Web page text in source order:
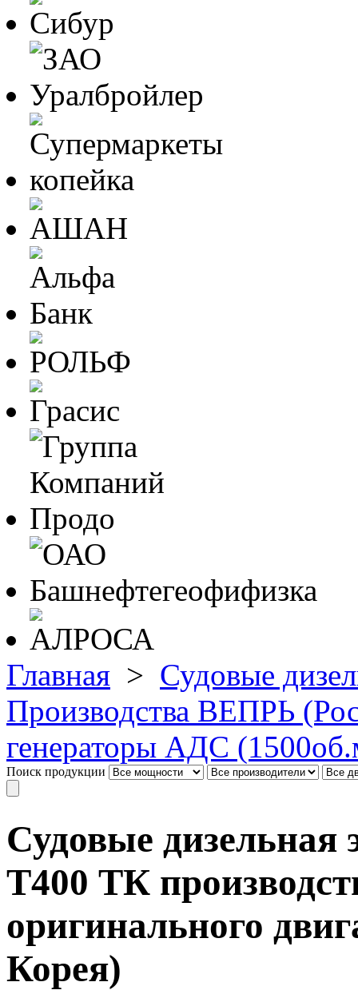
Главная > Судовые
Производства ВЕПРЬ
генераторы АДС
Поиск продукции
Судовые
Т400 ТК
оригинального
Корея)